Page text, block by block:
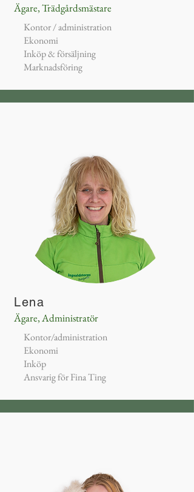
Ägare, Trädgårdsmästare
Kontor / administration
Ekonomi
Inköp & försäljning
Marknadsföring
Lena
Ägare, Administratör
Kontor/administration
Ekonomi
Inköp
Ansvarig för Fina Ting